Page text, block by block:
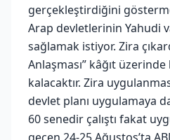
gerçekleştirdiğini
Arap devletlerinin Yahudi
sağlamak istiyor. Zira
Anlaşması” kâğıt
kalacaktır. Zira
devlet planı uygulamaya
60 senedir çalıştı fakat